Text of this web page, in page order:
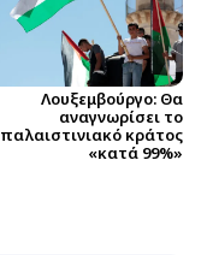
Λουξεμβούργο: Θα
αναγνωρίσει το
παλαιστινιακό κράτος
«κατά 99%»